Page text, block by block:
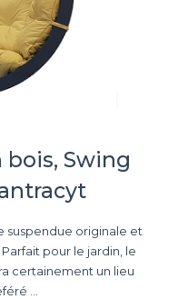
bois, Swing
suspendue originale et
pour le jardin, le
certainement un lieu
...